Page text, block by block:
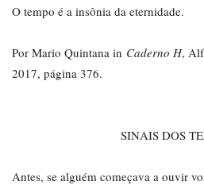
O tempo é a insônia da eternidade.
Por Mario Quintana in Caderno H,
2017, página 376.
SINAIS DOS
Antes, se alguém começava a ouvir